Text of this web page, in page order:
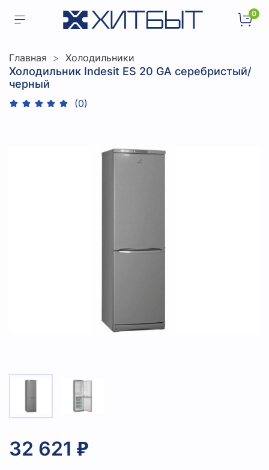
0
Главная Холодильники
Холодильник Indesit ES 20 GA серебристый/
черный
(0)
32 621 ₽